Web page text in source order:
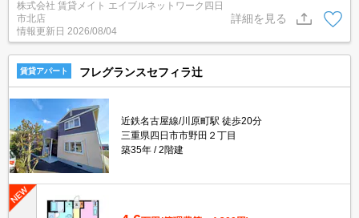
もありません。
株式会社 賃貸メイト エイブルネットワーク四日
市北店
情報更新日 2026/08/04
詳細を見る
賃貸アパート フレグランスセフィラ辻
近鉄名古屋線/川原町駅 徒歩20分
三重県四日市市野田２丁目
築35年
2階建